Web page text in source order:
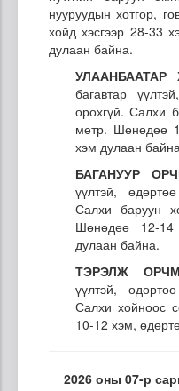
нууруудын хотгор,
хойд хэсгээр 28-33
дулаан байна.
багавтар
орохгүй. Салхи
метр. Шөнөдөө
хэм дулаан
БАГАНУУР
үүлтэй,
Салхи баруун
Шөнөдөө 12-
дулаан байна.
ТЭРЭЛЖ
үүлтэй,
Салхи хойноос
10-12 хэм,
2026 оны 07-р